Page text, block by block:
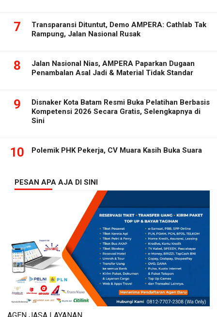
7
Transparansi Dituntut, Demo AMPERA: Cathlab Tak
Rampung, Jalan Nasional Rusak
8
Jalan Nasional Nias, AMPERA Paparkan Dugaan
Penambalan Asal Jadi & Material Tidak Standar
9
Disnaker Kota Batam Resmi Buka Pelatihan Berbasis
Kompetensi 2026 Secara Gratis, Selengkapnya di
Sini
10 Polemik PHK Pekerja, CV Muara Kasih Buka Suara
PESAN APA AJA DI SINI
AGEN JASA LAYANAN